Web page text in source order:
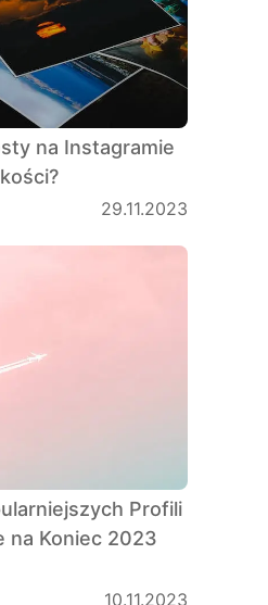
na Instagramie
29.11.2023
Profili
na Koniec 2023
10.11.2023